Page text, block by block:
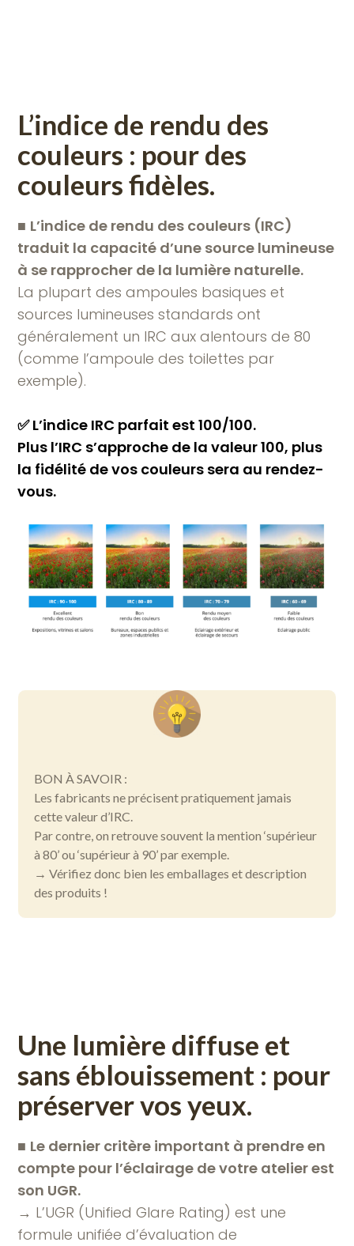
L’indice de rendu des
couleurs : pour des
couleurs fidèles.
■ L’indice de rendu des couleurs (IRC)
traduit la capacité d’une source lumineuse
à se rapprocher de la lumière naturelle.
La plupart des ampoules basiques et
sources lumineuses standards ont
généralement un IRC aux alentours de 80
(comme l’ampoule des toilettes par
exemple).
✅ L’indice IRC parfait est 100/100.
Plus l’IRC s’approche de la valeur 100, plus
la fidélité de vos couleurs sera au rendez-
vous.
BON À SAVOIR :
Les fabricants ne précisent pratiquement jamais
cette valeur d’IRC.
Par contre, on retrouve souvent la mention ‘supérieur
à 80’ ou ‘supérieur à 90’ par exemple.
→ Vérifiez donc bien les emballages et description
des produits !
Une lumière diffuse et
sans éblouissement : pour
préserver vos yeux.
■ Le dernier critère important à prendre en
compte pour l’éclairage de votre atelier est
son UGR.
→ L’UGR (Unified Glare Rating) est une
formule unifiée d’évaluation de